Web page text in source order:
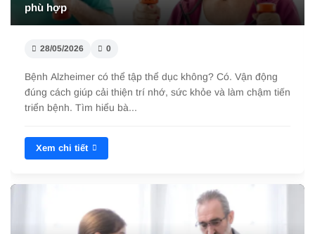
quả
28/05/2026 0
Kế hoạch chăm sóc bệnh nhân Alzheimer tại nhà chi tiết:
dinh dưỡng, thuốc, sinh hoạt, an toàn và theo dõi y tế giúp
làm chậm tiến triển b...
Xem chi tiết